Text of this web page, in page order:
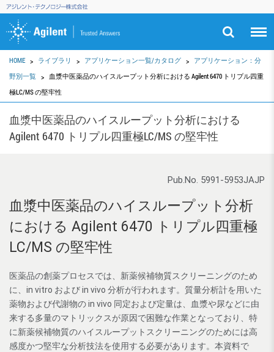
HOME ライブラリ アプリケーション一覧/カタログ
アプリケーション：分
野別一覧
血漿中医薬品のハイスループット分析における Agilent 6470 トリプル四重
極LC/MS の堅牢性
血漿中医薬品のハイスループット分析における
Agilent 6470 トリプル四重極LC/MS の堅牢性
Pub.No. 5991-5953JAJP
血漿中医薬品のハイスループット分析
における Agilent 6470 トリプル四重極
LC/MS の堅牢性
医薬品の創薬プロセスでは、新薬候補物質スクリーニングのため
に、in vitro および in vivo 分析が行われます。質量分析計を用いた
薬物および代謝物の in vivo 同定および定量は、血漿や尿などに由
来する多量のマトリックスが原因で困難な作業となっており、特
に新薬候補物質のハイスループットスクリーニングのためには高
感度かつ堅牢な分析技法を使用する必要があります。本資料で